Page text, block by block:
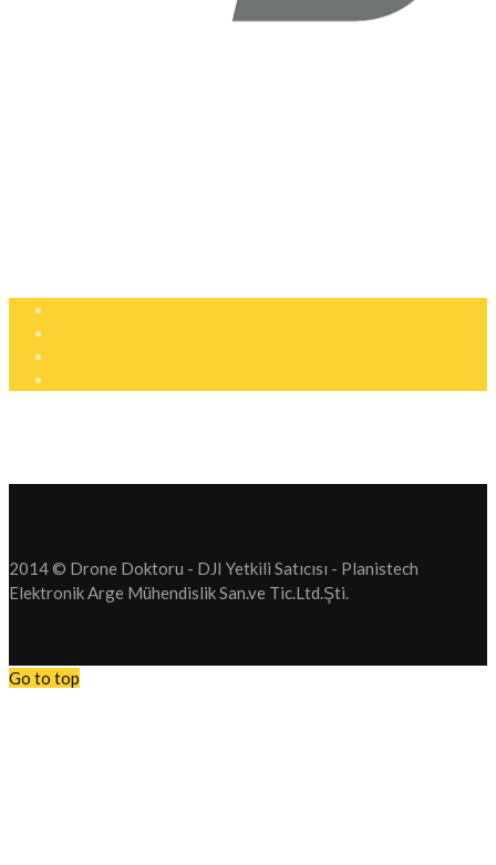
2014 © Drone Doktoru - DJI Yetkili Satıcısı - Planistech
Elektronik Arge Mühendislik San.ve Tic.Ltd.Şti.
Go to top